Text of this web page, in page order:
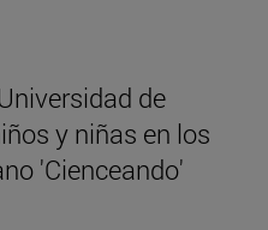
de
y niñas en los
'Cienceando'